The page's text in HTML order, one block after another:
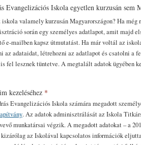
Evangelizációs Iskola egyetlen kurzusán sem
valamely kurzusán Magyarországon? Ha még
során egy személyes adatlapot, amit majd
e-mailben kapsz útmutatást. Ha már voltál az
az adataidat, létrehozni az adatlapot és csatolni a
fel lesznek tüntetve. A megtalált adatok ügyében
kezeléséhez *
Evangelizációs Iskola számára megadott
. Az adatok adminisztrálását az Iskola
munkatársai végzik. A megadott adatokat – a
az Iskolával kapcsolatos információk